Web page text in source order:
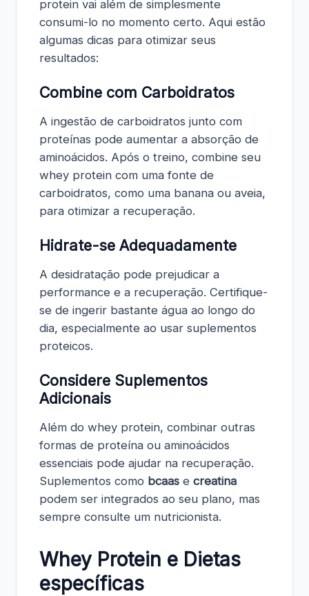
protein vai além de simplesmente
consumi-lo no momento certo. Aqui estão
algumas dicas para otimizar seus
resultados:
Combine com Carboidratos
A ingestão de carboidratos junto com
proteínas pode aumentar a absorção de
aminoácidos. Após o treino, combine seu
whey protein com uma fonte de
carboidratos, como uma banana ou aveia,
para otimizar a recuperação.
Hidrate-se Adequadamente
A desidratação pode prejudicar a
performance e a recuperação. Certifique-
se de ingerir bastante água ao longo do
dia, especialmente ao usar suplementos
proteicos.
Considere Suplementos
Adicionais
Além do whey protein, combinar outras
formas de proteína ou aminoácidos
essenciais pode ajudar na recuperação.
Suplementos como bcaas e creatina
podem ser integrados ao seu plano, mas
sempre consulte um nutricionista.
Whey Protein e Dietas
específicas